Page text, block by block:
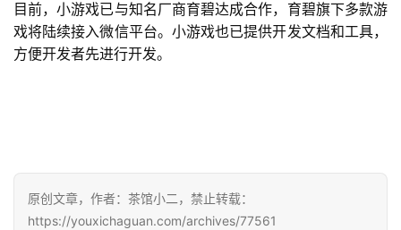
目前，小游戏已与知名厂商育碧达成合作，育碧旗下多款游
戏将陆续接入微信平台。小游戏也已提供开发文档和工具，
方便开发者先进行开发。
原创文章，作者：茶馆小二，禁止转载：
https://youxichaguan.com/archives/77561